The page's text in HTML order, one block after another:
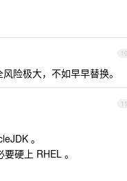
10
险极大，不如早早替换。
11
。
硬上 RHEL 。